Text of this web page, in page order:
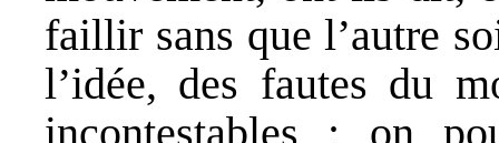
faillir sans que l’autre
l’idée, des fautes du
incontestables ; on